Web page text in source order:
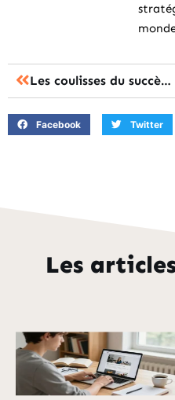
Les coulisses du succès : comprendre les étapes clés de la formation
Facebook Twitter
Les